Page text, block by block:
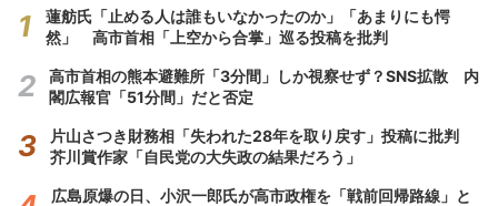
蓮舫氏「止める人は誰もいなかったのか」「あまりにも愕
然」 高市首相「上空から合掌」巡る投稿を批判
高市首相の熊本避難所「3分間」しか視察せず？SNS拡散 内
閣広報官「51分間」だと否定
片山さつき財務相「失われた28年を取り戻す」投稿に批判
芥川賞作家「自民党の大失政の結果だろう」
広島原爆の日、小沢一郎氏が高市政権を「戦前回帰路線」と